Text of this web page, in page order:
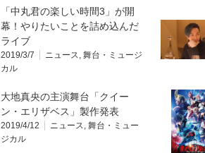
「中丸君の楽しい時間3」が開
幕！やりたいことを詰め込んだ
ライブ
2019/3/7 ニュース, 舞台・ミュージ
カル
大地真央の主演舞台「クイー
ン・エリザベス」製作発表
2019/4/12 ニュース, 舞台・ミュー
ジカル